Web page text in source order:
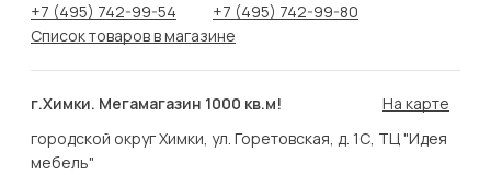
+7 (495) 742-99-54
+7 (495) 742-99-80
Список товаров в магазине
г.Химки. Мегамагазин 1000 кв.м!
На карте
городской округ Химки, ул. Горетовская, д. 1С, ТЦ "Идея
мебель"